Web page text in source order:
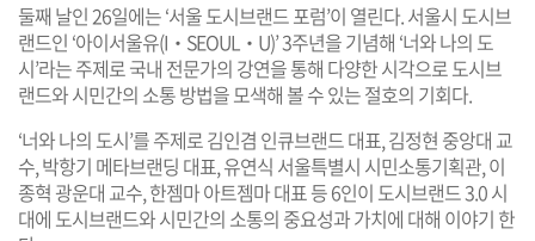
둘째 날인 26일에는 ‘서울 도시브랜드 포럼’이 열린다. 서울시 도시브
랜드인 ‘아이서울유(I‧SEOUL‧U)’ 3주년을 기념해 ‘너와 나의 도
시’라는 주제로 국내 전문가의 강연을 통해 다양한 시각으로 도시브
랜드와 시민간의 소통 방법을 모색해 볼 수 있는 절호의 기회다.
‘너와 나의 도시’를 주제로 김인겸 인큐브랜드 대표, 김정현 중앙대 교
수, 박항기 메타브랜딩 대표, 유연식 서울특별시 시민소통기획관, 이
종혁 광운대 교수, 한젬마 아트젬마 대표 등 6인이 도시브랜드 3.0 시
대에 도시브랜드와 시민간의 소통의 중요성과 가치에 대해 이야기 한